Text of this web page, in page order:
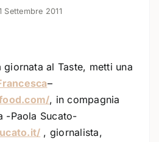
Settembre 2011
giornata al Taste, metti una
–
, in compagnia
-Paola Sucato-
, giornalista,